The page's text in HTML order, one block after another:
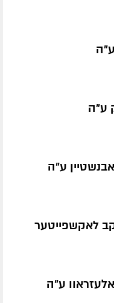
ע״ה
ע״ה
לאקשפייטער
ע״ה